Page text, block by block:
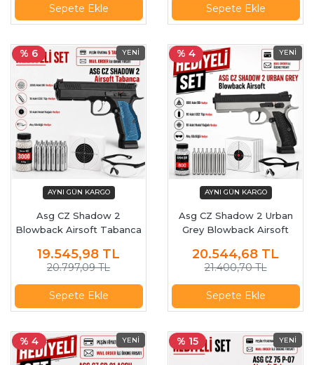
Sepete Ekle Sepete Ekle
% 6
Asg CZ Shadow 2
Blowback Airsoft Tabanca
19.545,98 TL
20.797,09 TL
Sepete Ekle
% 4
Asg CZ Shadow 2 Urban
Grey Blowback Airsoft
20.544,68 TL
21.400,70 TL
Sepete Ekle
% 4 % 15